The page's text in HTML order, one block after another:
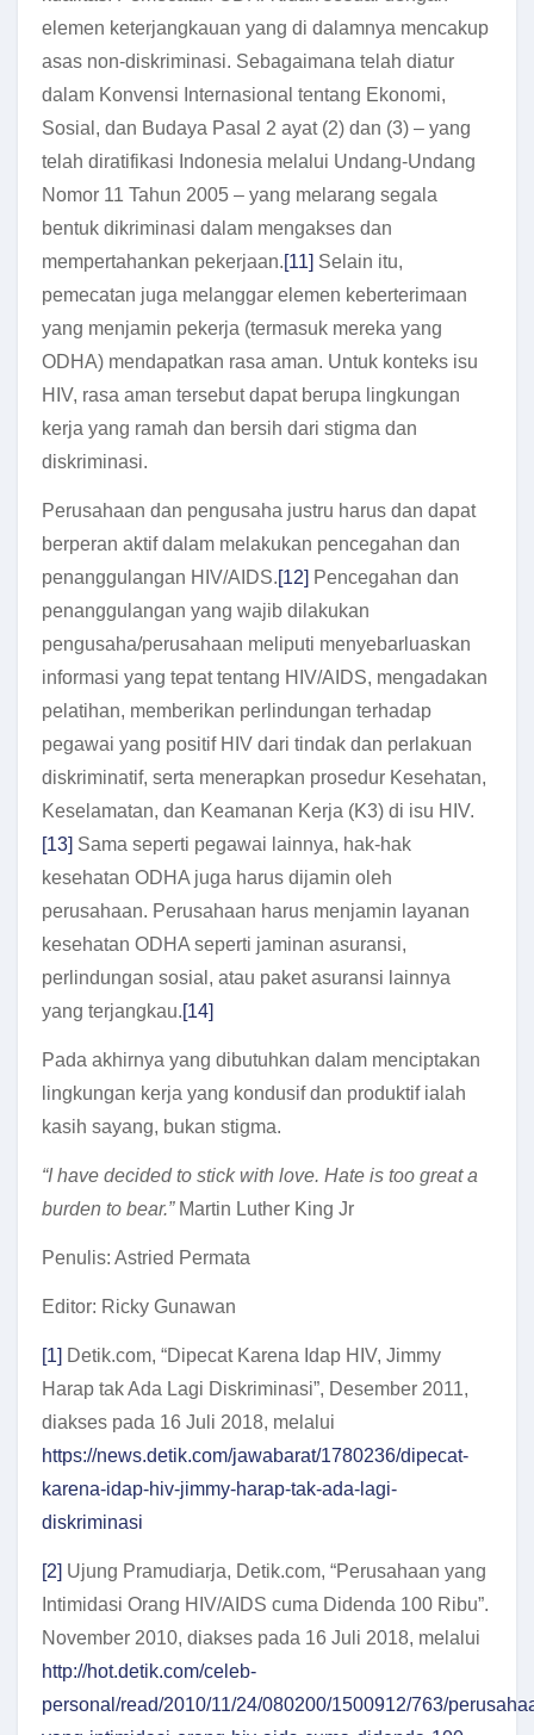
elemen keterjangkauan yang di dalamnya mencakup
asas non-diskriminasi. Sebagaimana telah diatur
dalam Konvensi Internasional tentang Ekonomi,
Sosial, dan Budaya Pasal 2 ayat (2) dan (3) – yang
telah diratifikasi Indonesia melalui Undang-Undang
Nomor 11 Tahun 2005 – yang melarang segala
bentuk dikriminasi dalam mengakses dan
mempertahankan pekerjaan.[11] Selain itu,
pemecatan juga melanggar elemen keberterimaan
yang menjamin pekerja (termasuk mereka yang
ODHA) mendapatkan rasa aman. Untuk konteks isu
HIV, rasa aman tersebut dapat berupa lingkungan
kerja yang ramah dan bersih dari stigma dan
diskriminasi.
Perusahaan dan pengusaha justru harus dan dapat
berperan aktif dalam melakukan pencegahan dan
penanggulangan HIV/AIDS.[12] Pencegahan dan
penanggulangan yang wajib dilakukan
pengusaha/perusahaan meliputi menyebarluaskan
informasi yang tepat tentang HIV/AIDS, mengadakan
pelatihan, memberikan perlindungan terhadap
pegawai yang positif HIV dari tindak dan perlakuan
diskriminatif, serta menerapkan prosedur Kesehatan,
Keselamatan, dan Keamanan Kerja (K3) di isu HIV.
[13] Sama seperti pegawai lainnya, hak-hak
kesehatan ODHA juga harus dijamin oleh
perusahaan. Perusahaan harus menjamin layanan
kesehatan ODHA seperti jaminan asuransi,
perlindungan sosial, atau paket asuransi lainnya
yang terjangkau.[14]
Pada akhirnya yang dibutuhkan dalam menciptakan
lingkungan kerja yang kondusif dan produktif ialah
kasih sayang, bukan stigma.
“I have decided to stick with love. Hate is too great a
burden to bear.”Martin Luther King Jr
Penulis: Astried Permata
Editor: Ricky Gunawan
[1] Detik.com, “Dipecat Karena Idap HIV, Jimmy
Harap tak Ada Lagi Diskriminasi”, Desember 2011,
diakses pada 16 Juli 2018, melalui
https://news.detik.com/jawabarat/1780236/dipecat-
karena-idap-hiv-jimmy-harap-tak-ada-lagi-
diskriminasi
[2] Ujung Pramudiarja, Detik.com, “Perusahaan yang
Intimidasi Orang HIV/AIDS cuma Didenda 100 Ribu”.
November 2010, diakses pada 16 Juli 2018, melalui
http://hot.detik.com/celeb-
personal/read/2010/11/24/080200/1500912/763/